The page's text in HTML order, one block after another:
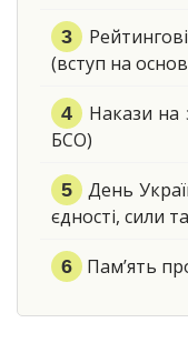
(вступ на
Накази на
БСО)
День
єдності, сили
Пам’ять